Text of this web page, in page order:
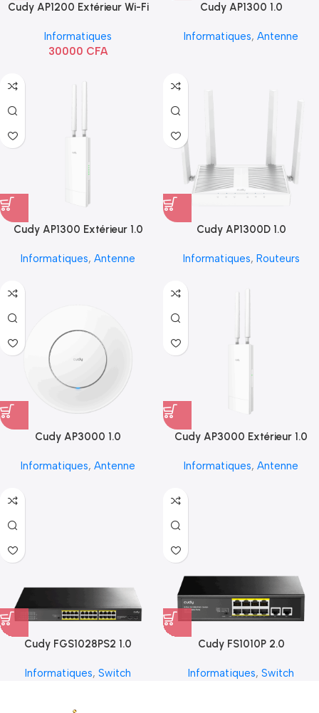
Cudy AP1200 Extérieur Wi-Fi
Informatiques
30000 CFA
Cudy AP1300 1.0
Informatiques, Antenne
Cudy AP1300 Extérieur 1.0
Informatiques, Antenne
Cudy AP1300D 1.0
Informatiques, Routeurs
Cudy AP3000 1.0
Informatiques, Antenne
Cudy AP3000 Extérieur 1.0
Informatiques, Antenne
Cudy FGS1028PS2 1.0
Informatiques, Switch
Cudy FS1010P 2.0
Informatiques, Switch